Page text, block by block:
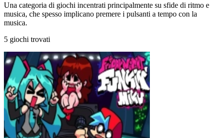
Una categoria di giochi incentrati principalmente su sfide di ritmo e
musica, che spesso implicano premere i pulsanti a tempo con la
musica.
5 giochi trovati